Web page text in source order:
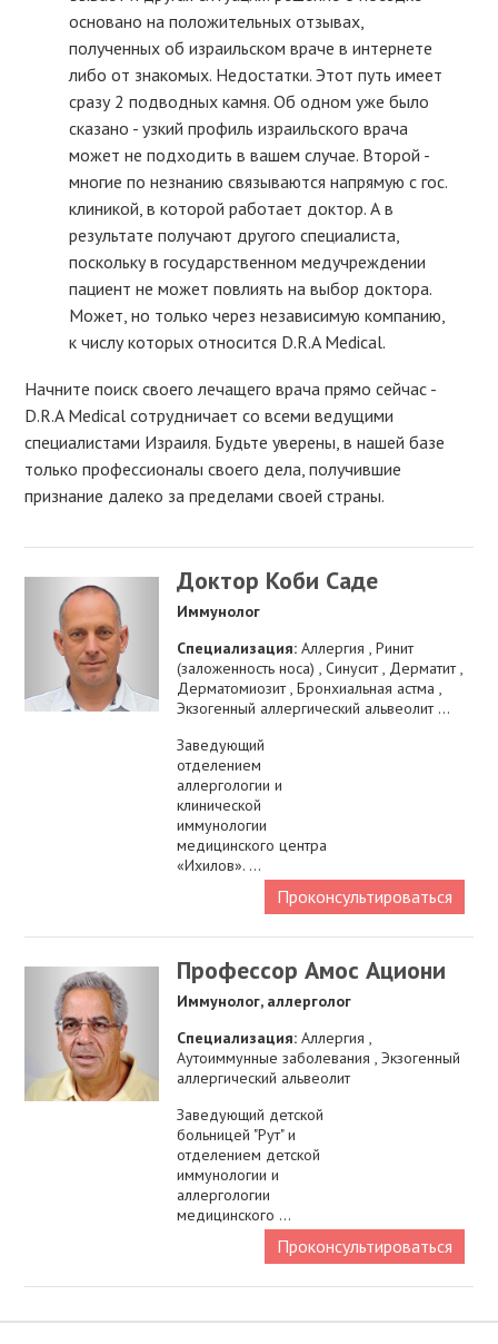
основано на положительных отзывах,
полученных об израильском враче в интернете
либо от знакомых. Недостатки. Этот путь имеет
сразу 2 подводных камня. Об одном уже было
сказано - узкий профиль израильского врача
может не подходить в вашем случае. Второй -
многие по незнанию связываются напрямую с гос.
клиникой, в которой работает доктор. А в
результате получают другого специалиста,
поскольку в государственном медучреждении
пациент не может повлиять на выбор доктора.
Может, но только через независимую компанию,
к числу которых относится D.R.A Medical.
Начните поиск своего лечащего врача прямо сейчас -
D.R.A Medical сотрудничает со всеми ведущими
специалистами Израиля. Будьте уверены, в нашей базе
только профессионалы своего дела, получившие
признание далеко за пределами своей страны.
Доктор Коби Саде
Иммунолог
Специализация:Аллергия , Ринит
(заложенность носа) , Синусит , Дерматит ,
Дерматомиозит , Бронхиальная астма ,
Экзогенный аллергический альвеолит ...
Заведующий
отделением
аллергологии и
клинической
иммунологии
медицинского центра
«Ихилов». ...
Проконсультироваться
Профессор Амос Ациони
Иммунолог, аллерголог
Специализация:Аллергия ,
Аутоиммунные заболевания , Экзогенный
аллергический альвеолит
Заведующий детской
больницей "Рут" и
отделением детской
иммунологии и
аллергологии
медицинского ...
Проконсультироваться